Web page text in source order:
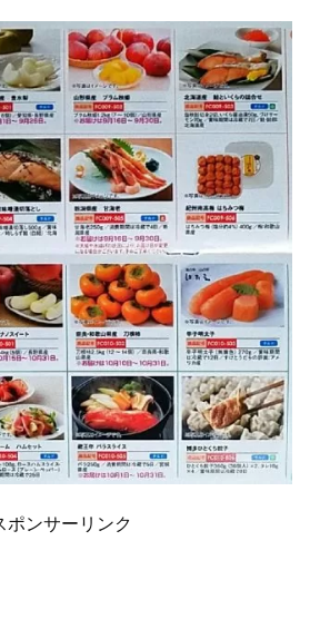
ポンサーリンク